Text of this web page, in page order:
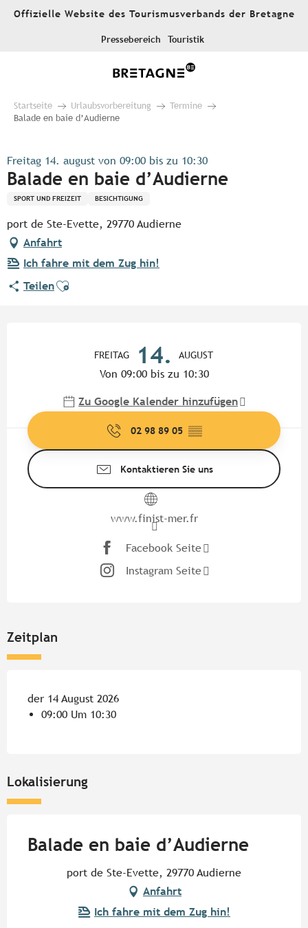
AllerOffizielle Website des Tourismusverbands der Bretagne
Pressebereich Touristik
Startseite Urlaubsvorbereitung
Termine
Balade en baie d’Audierne
Freitag 14. august von 09:00 bis zu 10:30
Balade en baie d’Audierne
SPORT UND FREIZEIT BESICHTIGUNG
port de Ste-Evette, 29770 Audierne
Anfahrt
Ich fahre mit dem Zug hin!
TeilenAjouter aux favoris
FREITAG 14. AUGUST
Von 09:00 bis zu 10:30
Zu Google Kalender hinzufügen
02 98 89 05 ▒▒
Kontaktieren Sie uns
www.finist-mer.fr
Facebook Seite
Instagram Seite
Zeitplan
der 14 August 2026
09:00 Um 10:30
Lokalisierung
Balade en baie d’Audierne
port de Ste-Evette, 29770 Audierne
Anfahrt
Ich fahre mit dem Zug hin!